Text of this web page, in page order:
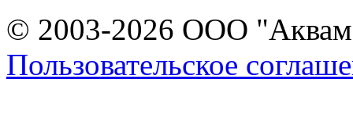
© 2003-2026 ООО
Пользовательское